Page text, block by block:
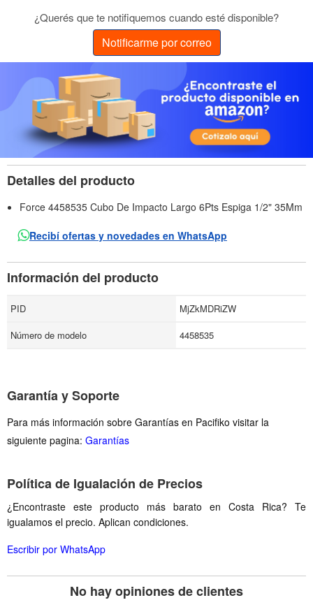
¿Querés que te notifiquemos cuando esté disponible?
Notificarme por correo
Detalles del producto
Force 4458535 Cubo De Impacto Largo 6Pts Espiga 1/2" 35Mm
Recibí ofertas y novedades en WhatsApp
Información del producto
PID
MjZkMDRiZW
Número de modelo
4458535
Garantía y Soporte
Para más información sobre Garantías en Pacifiko visitar la
siguiente pagina: Garantías
Política de Igualación de Precios
¿Encontraste este producto más barato en Costa Rica? Te
igualamos el precio. Aplican condiciones.
Escribir por WhatsApp
No hay opiniones de clientes